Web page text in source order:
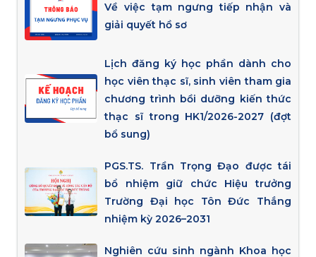
Về việc tạm ngưng tiếp nhận và
giải quyết hồ sơ
Lịch đăng ký học phần dành cho
học viên thạc sĩ, sinh viên tham gia
chương trình bồi dưỡng kiến thức
thạc sĩ trong HK1/2026-2027 (đợt
bổ sung)
PGS.TS. Trần Trọng Đạo được tái
bổ nhiệm giữ chức Hiệu trưởng
Trường Đại học Tôn Đức Thắng
nhiệm kỳ 2026–2031
Nghiên cứu sinh ngành Khoa học